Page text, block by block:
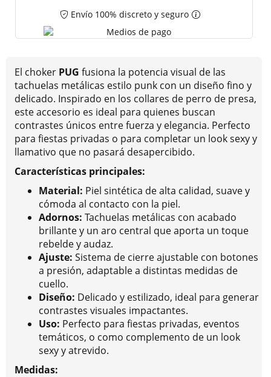
Envío 100% discreto y seguro
El choker PUG fusiona la potencia visual de las
tachuelas metálicas estilo punk con un diseño fino y
delicado. Inspirado en los collares de perro de presa,
este accesorio es ideal para quienes buscan
contrastes únicos entre fuerza y elegancia. Perfecto
para fiestas privadas o para completar un look sexy y
llamativo que no pasará desapercibido.
Características principales:
Material: Piel sintética de alta calidad, suave y
cómoda al contacto con la piel.
Adornos: Tachuelas metálicas con acabado
brillante y un aro central que aporta un toque
rebelde y audaz.
Ajuste: Sistema de cierre ajustable con botones
a presión, adaptable a distintas medidas de
cuello.
Diseño: Delicado y estilizado, ideal para generar
contrastes visuales impactantes.
Uso: Perfecto para fiestas privadas, eventos
temáticos, o como complemento de un look
sexy y atrevido.
Medidas: